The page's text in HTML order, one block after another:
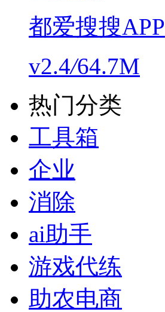
都爱搜搜APP
v2.4/64.7M
热门分类
工具箱
企业
消除
ai助手
游戏代练
助农电商